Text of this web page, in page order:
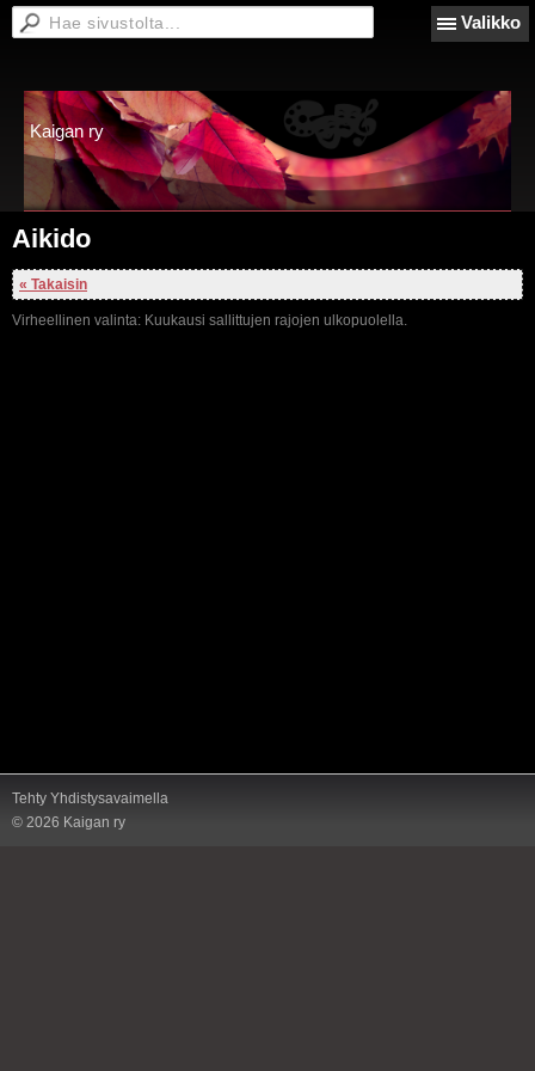
Valikko
Kaigan ry
Aikido
« Takaisin
Virheellinen valinta: Kuukausi sallittujen rajojen ulkopuolella.
Tehty Yhdistysavaimella
© 2026 Kaigan ry